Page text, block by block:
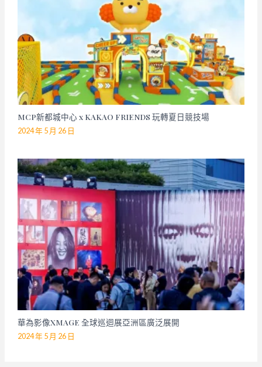
MCP新都城中心 x KAKAO FRIENDS 玩轉夏日競技場
2024 年 5 月 26 日
華為影像XMAGE 全球巡迴展亞洲區廣泛展開
2024 年 5 月 26 日